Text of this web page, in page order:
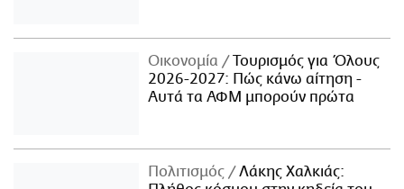
Οικονομία
Τουρισμός για Όλους
2026-2027: Πώς κάνω αίτηση -
Αυτά τα ΑΦΜ μπορούν πρώτα
Πολιτισμός
Λάκης Χαλκιάς: